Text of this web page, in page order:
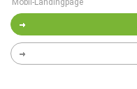
Mobil-Landingpage